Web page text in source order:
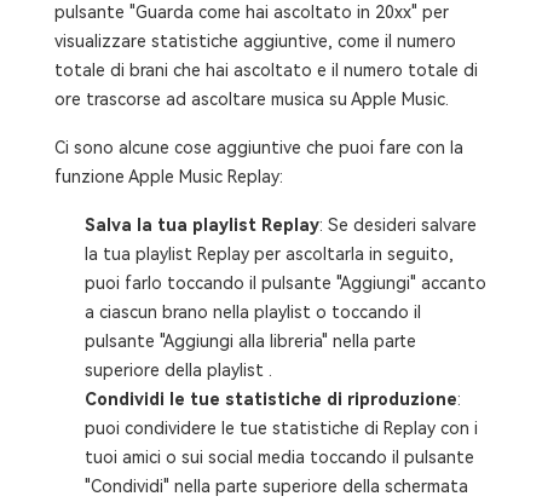
pulsante "Guarda come hai ascoltato in 20xx" per
visualizzare statistiche aggiuntive, come il numero
totale di brani che hai ascoltato e il numero totale di
ore trascorse ad ascoltare musica su Apple Music.
Ci sono alcune cose aggiuntive che puoi fare con la
funzione Apple Music Replay:
Salva la tua playlist Replay: Se desideri salvare
la tua playlist Replay per ascoltarla in seguito,
puoi farlo toccando il pulsante "Aggiungi" accanto
a ciascun brano nella playlist o toccando il
pulsante "Aggiungi alla libreria" nella parte
superiore della playlist .
Condividi le tue statistiche di riproduzione:
puoi condividere le tue statistiche di Replay con i
tuoi amici o sui social media toccando il pulsante
"Condividi" nella parte superiore della schermata